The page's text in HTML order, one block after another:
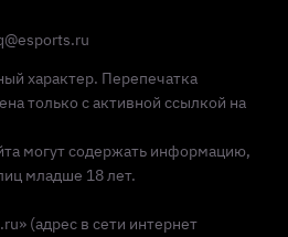
характер. Перепечатка
только с активной ссылкой на
могут содержать информацию,
младше 18 лет.
(адрес в сети интернет